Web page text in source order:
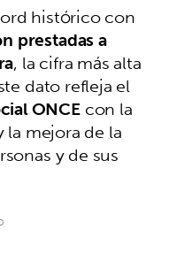
histórico con
prestadas a
, la cifra más alta
dato refleja el
ONCEcon la
mejora de la
y de sus